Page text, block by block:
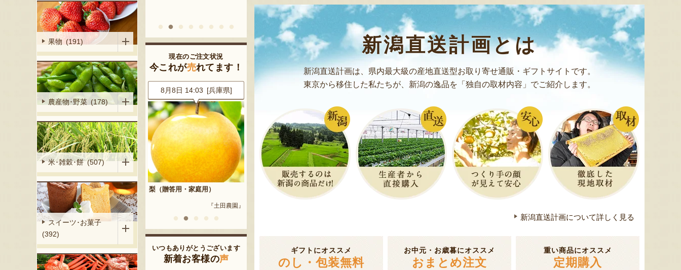
新潟直送計画とは
新潟直送計画は、県内最大級の産地直送型お取り寄せ通販・ギフトサイトです。
東京から移住した私たちが、新潟の逸品を「独自の取材内容」でご紹介します。
新潟直送計画について詳しく見る
ギフトにオススメ
のし・包装無料
お中元・お歳暮にオススメ
おまとめ注文
重い商品にオススメ
定期購入
果物 (191)
農産物･野菜 (178)
米･雑穀･餅 (507)
スイーツ･お菓子
(392)
『農房 丸蔦食品』
『情熱野菜の太田農園』 『くまの森ファーム』
現在のご注文状況
今これが売れてます！
・家庭用）
『小野農園』
8月8日 14:03 [兵庫県]
梨（贈答用・家庭用）
『土田農園』
8月8日 14:00 [埼玉県]
越後小千谷 わたやのへぎそば
『株式会社 わたや』
8月8日 13:55 [東京都]
みかづきのイタリアン（冷凍）
8月8日 13:39 [東京都]
新潟県産 梨（贈答用・家庭用）
8月8日 14:09 [神奈川県]
新潟県産 梨（贈答用・家庭用）
8月8日 14:03 [兵庫県]
梨（贈答用・家庭用）
いつもありがとうございます
新着お客様の声